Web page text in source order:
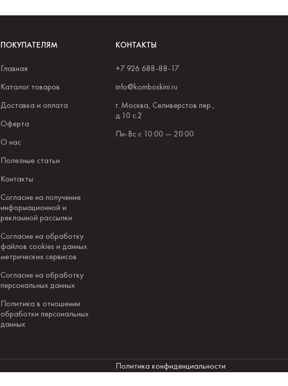
ПОКУПАТЕЛЯМ
Главная
Каталог товаров
Доставка и оплата
Оферта
О нас
Полезные статьи
Контакты
Согласие на получение
информационной и
рекламной рассылки
Согласие на обработку
файлов cookies и данных
метрических сервисов
Согласие на обработку
персональных данных
Политика в отношении
обработки персональных
данных
КОНТАКТЫ
+7 926 688-88-17
info@komboskini.ru
г. Москва, Селиверстов пер.,
д.10 с.2
Пн-Вс с 10:00 — 20:00
Политика конфиденциальности